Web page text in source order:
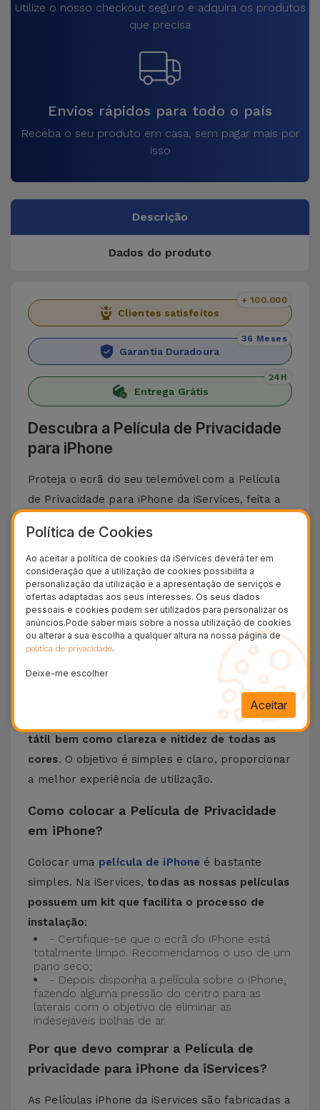
Utilize o nosso checkout seguro e adquira os produtos
que precisa
Envios rápidos para todo o país
Receba o seu produto em casa, sem pagar mais por
isso
Descrição
Dados do produto
Clientes satisfeitos
+ 100.000
Garantia Duradoura
36 Meses
Entrega Grátis
24H
Descubra a Película de Privacidade
para iPhone
Proteja o ecrã do seu telemóvel com a Película
de Privacidade para iPhone da iServices, feita a
desfrutar dos seus conteúdos preferidos. Uma
boa forma de evitar olhares indiscretos para o
seu equipamento. A película escurece o ecrã a
partir de ângulos de visão laterais.
Esta película de privacidade écompatível com
vários modelos, desde oiPhone SEpassando
, 12 ou 13 sem esquecer os mais
recentes como o
iPhone 16. Para
além da proteção e privacidade, a película de
mantém a sensibilidade do ecrã
tátil bem como clareza e nitidez de todas as
cores. O objetivo é simples e claro, proporcionar
a melhor experiência de utilização.
Como colocar a Película de Privacidade
em iPhone?
Colocar uma película de iPhone é bastante
simples. Na iServices,todas as nossas películas
possuem um kit que facilita o processo de
instalação:
- Certifique-se que o ecrã do iPhone está
totalmente limpo. Recomendamos o uso de um
pano seco;
- Depois disponha a película sobre o iPhone,
fazendo alguma pressão do centro para as
laterais com o objetivo de eliminar as
indesejáveis bolhas de ar.
Por que devo comprar a Película de
privacidade para iPhone da iServices?
As Películas iPhone da iServices são fabricadas a
Política de Cookies
Ao aceitar a política de cookies da iServices deverá ter em
consideração que a utilização de cookies possibilita a
personalização da utilização e a apresentação de serviços e
ofertas adaptadas aos seus interesses. Os seus dados
pessoais e cookies podem ser utilizados para personalizar os
anúncios.Pode saber mais sobre a nossa utilização de cookies
ou alterar a sua escolha a qualquer altura na nossa página de
política de privacidade.
Deixe-me escolher
Aceitar